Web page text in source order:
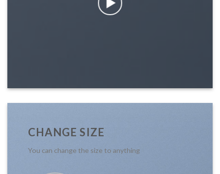
CHANGE SIZE
You can change the size to anything